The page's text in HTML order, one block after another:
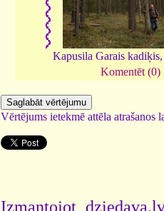
Kapusila Garais
Komentēt (0)
Vērtējums ietekmē attēla atrašanos
Izmantojot